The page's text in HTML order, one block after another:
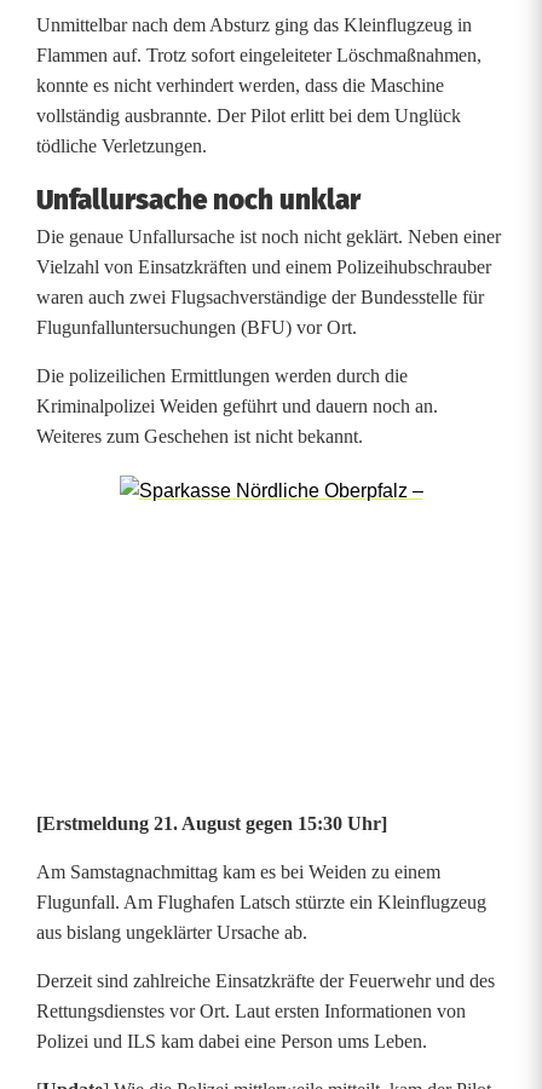
u
g
z
u
g
a
s
t
t
c
h
Unmittelbar nach dem Absturz ging das Kleinflugzeug in
Flammen auf. Trotz sofort eingeleiteter Löschmaßnahmen,
konnte es nicht verhindert werden, dass die Maschine
vollständig ausbrannte. Der Pilot erlitt bei dem Unglück
tödliche Verletzungen.
Unfallursache noch unklar
Die genaue Unfallursache ist noch nicht geklärt. Neben einer
Vielzahl von Einsatzkräften und einem Polizeihubschrauber
waren auch zwei Flugsachverständige der Bundesstelle für
Flugunfalluntersuchungen (BFU) vor Ort.
Die polizeilichen Ermittlungen werden durch die
Kriminalpolizei Weiden geführt und dauern noch an.
Weiteres zum Geschehen ist nicht bekannt.
[Erstmeldung 21. August gegen 15:30 Uhr]
Am Samstagnachmittag kam es bei Weiden zu einem
Flugunfall. Am Flughafen Latsch stürzte ein Kleinflugzeug
aus bislang ungeklärter Ursache ab.
Derzeit sind zahlreiche Einsatzkräfte der Feuerwehr und des
Rettungsdienstes vor Ort. Laut ersten Informationen von
Polizei und ILS kam dabei eine Person ums Leben.